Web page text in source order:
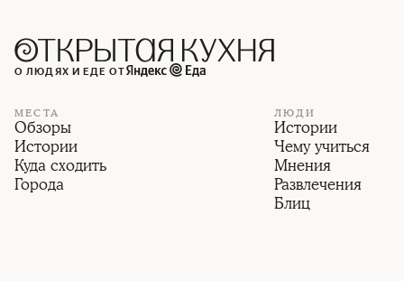
О ЛЮДЯХ И ЕДЕ ОТ
МЕСТА
Обзоры
Истории
Куда сходить
Города
ЛЮДИ
Истории
Чему учиться
Мнения
Развлечения
Блиц